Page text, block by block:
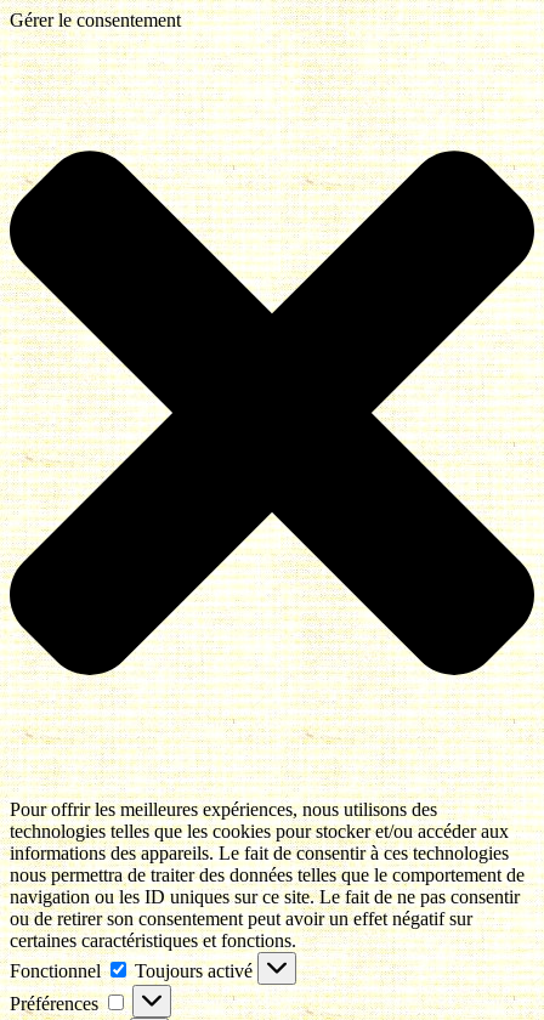
Gérer le consentement
Pour offrir les meilleures expériences, nous utilisons des
technologies telles que les cookies pour stocker et/ou accéder aux
informations des appareils. Le fait de consentir à ces technologies
nous permettra de traiter des données telles que le comportement de
navigation ou les ID uniques sur ce site. Le fait de ne pas consentir
ou de retirer son consentement peut avoir un effet négatif sur
certaines caractéristiques et fonctions.
Fonctionnel
Fonctionnel
Toujours activé
Préférences
Préférences